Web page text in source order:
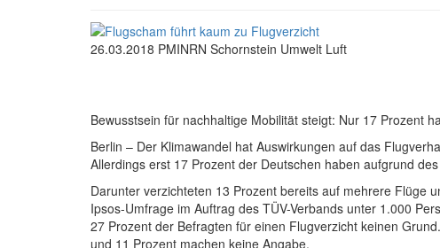
26.03.2018 PMINRN Schornstein Umwelt Luft
Bewusstsein für nachhaltige Mobilität steigt: Nur 17 Prozent
Berlin – Der Klimawandel hat Auswirkungen auf das
Allerdings erst 17 Prozent der Deutschen haben aufgrund
Darunter verzichteten 13 Prozent bereits auf mehrere Flüge
Ipsos-Umfrage im Auftrag des TÜV-Verbands unter 1.000
27 Prozent der Befragten für einen Flugverzicht keinen
und 11 Prozent machen keine Angabe.